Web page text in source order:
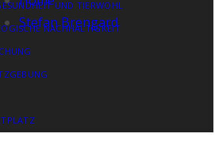
UND TIERWOHL
NACHHALTIGKEIT
Stefan Brengard